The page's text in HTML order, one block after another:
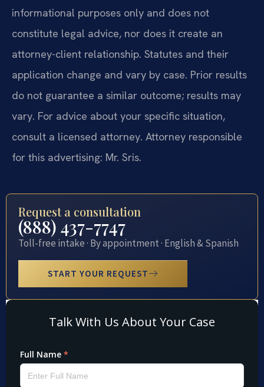
informational purposes only and does not
constitute legal advice, nor does it create an
attorney-client relationship. Statutes and their
application change and vary by case. Prior results
do not guarantee a similar outcome; results may
vary. For advice about your specific situation,
consult a licensed attorney. Attorney responsible
for this advertising: Mr. Sris.
Request a consultation
(888) 437-7747
Toll-free intake · By appointment · English & Spanish
START YOUR REQUEST